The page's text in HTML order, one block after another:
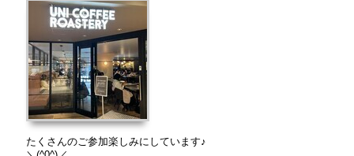
たくさんのご参加楽しみにしています♪